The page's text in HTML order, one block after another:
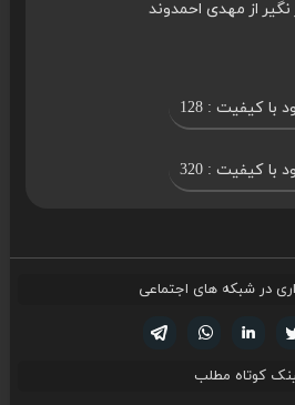
از مهدی احمدوند
با کیفیت : 128
با کیفیت : 320
در شبکه های اجتماعی
لینکدین تویتر
فیسوک
کوتاه مطلب